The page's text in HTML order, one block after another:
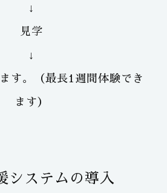
↓
見学
↓
す。（最長1週間体験でき
ます）
システムの導入